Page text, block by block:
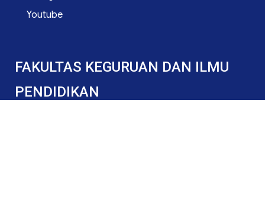
Youtube
FAKULTAS KEGURUAN DAN ILMU
PENDIDIKAN